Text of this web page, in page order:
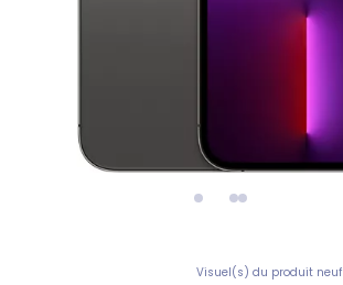
Visuel(s) du produit neuf